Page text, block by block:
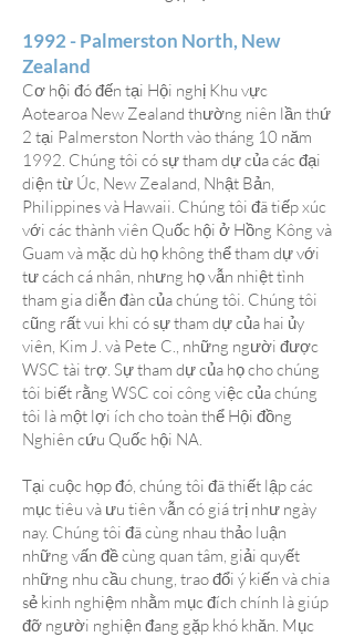
1992 - Palmerston North, New
Zealand
Cơ hội đó đến tại Hội nghị Khu vực
Aotearoa New Zealand thường niên lần thứ
2 tại Palmerston North vào tháng 10 năm
1992. Chúng tôi có sự tham dự của các đại
diện từ Úc, New Zealand, Nhật Bản,
Philippines và Hawaii. Chúng tôi đã tiếp xúc
với các thành viên Quốc hội ở Hồng Kông và
Guam và mặc dù họ không thể tham dự với
tư cách cá nhân, nhưng họ vẫn nhiệt tình
tham gia diễn đàn của chúng tôi. Chúng tôi
cũng rất vui khi có sự tham dự của hai ủy
viên, Kim J. và Pete C., những người được
WSC tài trợ. Sự tham dự của họ cho chúng
tôi biết rằng WSC coi công việc của chúng
tôi là một lợi ích cho toàn thể Hội đồng
Nghiên cứu Quốc hội NA.
Tại cuộc họp đó, chúng tôi đã thiết lập các
mục tiêu và ưu tiên vẫn có giá trị như ngày
nay. Chúng tôi đã cùng nhau thảo luận
những vấn đề cùng quan tâm, giải quyết
những nhu cầu chung, trao đổi ý kiến và chia
sẻ kinh nghiệm nhằm mục đích chính là giúp
đỡ người nghiện đang gặp khó khăn. Mục